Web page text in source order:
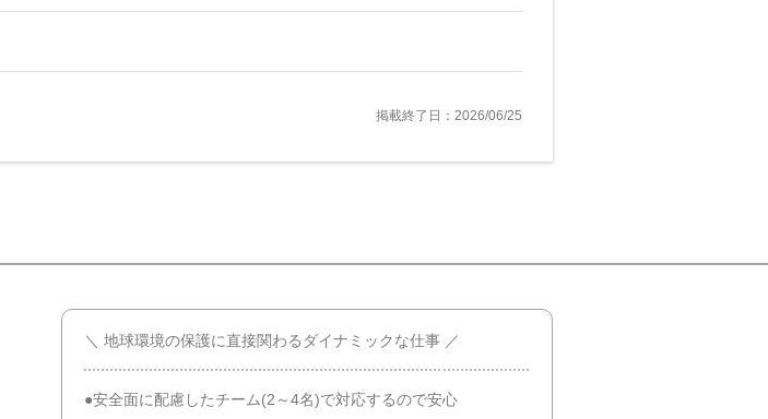
掲載終了日：2026/06/25
＼ 地球環境の保護に直接関わるダイナミックな仕事 ／
●安全面に配慮したチーム(2～4名)で対応するので安心